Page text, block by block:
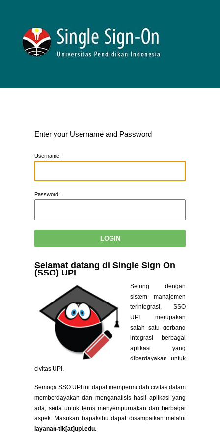
Enter your Username and Password
Username:
Password:
Selamat datang di Single Sign On
(SSO) UPI
Seiring dengan
sistem manajemen
terintegrasi, SSO
UPI merupakan
salah satu gerbang
integrasi berbagai
aplikasi yang
diberdayakan untuk
civitas UPI.
Semoga SSO UPI ini dapat mempermudah civitas dalam
memberdayakan dan menganalisis hasil aplikasi yang
ada, serta untuk terus menyempurnakan dari berbagai
aspek. Masukan bapak/ibu dapat disampaikan melalui
layanan-tik[at]upi.edu.